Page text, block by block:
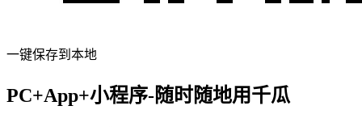
一键保存到本地
PC+App+小程序-随时随地用千瓜